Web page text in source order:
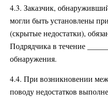
4.3. Заказчик,
могли быть установлены
(скрытые недостатки),
Подрядчика в течение
обнаружения.
4.4. При возникновении
поводу недостатков